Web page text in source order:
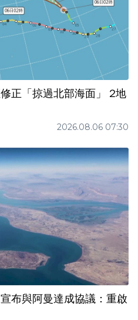
正「掠過北部海面」 2地
2026.08.06 07:30
布與阿曼達成協議：重啟